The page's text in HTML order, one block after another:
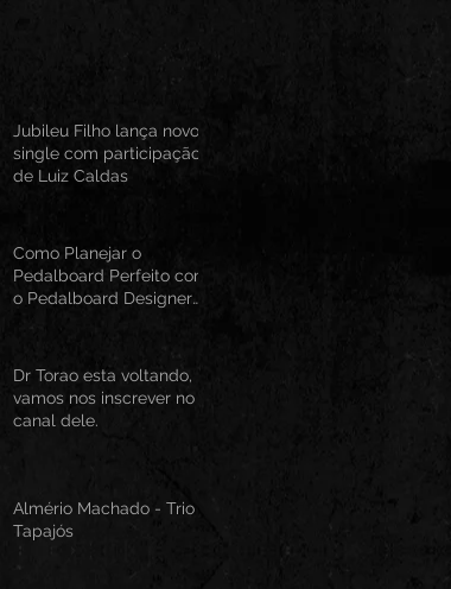
Jubileu Filho lança novo
single com participação
de Luiz Caldas
Como Planejar o
Pedalboard Perfeito com
o Pedalboard Designer
Dr Torao esta voltando,
vamos nos inscrever no
canal dele.
Almério Machado - Trio
Tapajós